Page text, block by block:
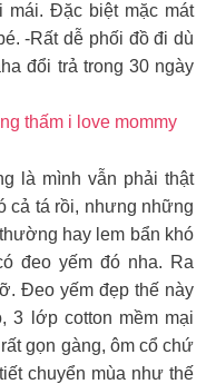
mái. Đặc biệt mặc mát
-Rất dễ phối đồ đi dù
đổi trả trong 30 ngày
thấm i love mommy
là mình vẫn phải thật
cả tá rồi, nhưng những
hay lem bẩn khó
đeo yếm đó nha. Ra
Đeo yếm đẹp thế này
3 lớp cotton mềm mại
gọn gàng, ôm cổ chứ
chuyển mùa như thế